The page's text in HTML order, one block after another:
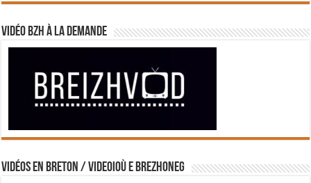
Vidéo BZH à la demande
Vidéos en breton / Videoioù e brezhoneg